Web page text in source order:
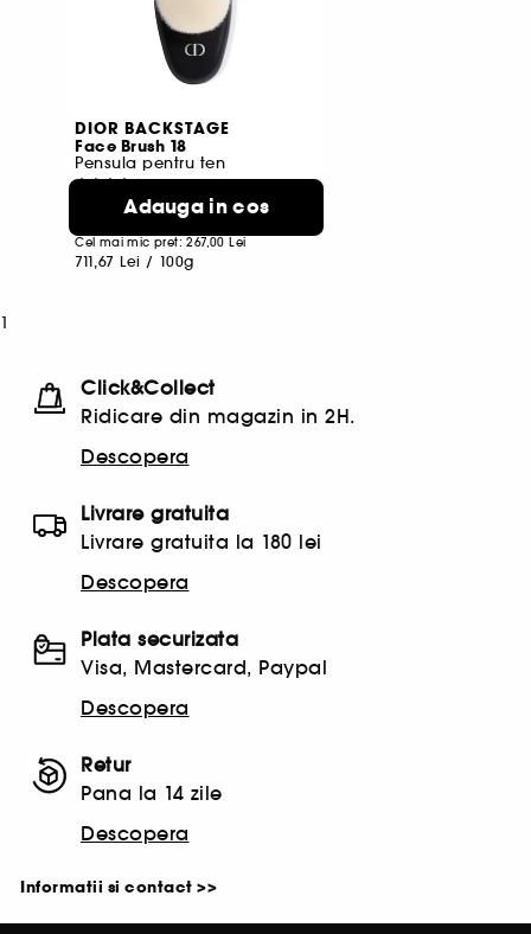
DIOR BACKSTAGE
Face Brush 18
Pensula pentru ten
58
213,50 Lei
Cel mai mic pret:267,00 Lei
711,67 Lei / 100g
Adauga in cos
1
Click&Collect
Ridicare din magazin in 2H.
Descopera
Livrare gratuita
Livrare gratuita la 180 lei
Descopera
Plata securizata
Visa, Mastercard, Paypal
Descopera
Retur
Pana la 14 zile
Descopera
Informatii si contact >>